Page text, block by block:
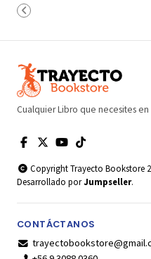
Cualquier Libro que necesites
Copyright Trayecto Bookstore
Desarrollado porJumpseller.
CONTÁCTANOS